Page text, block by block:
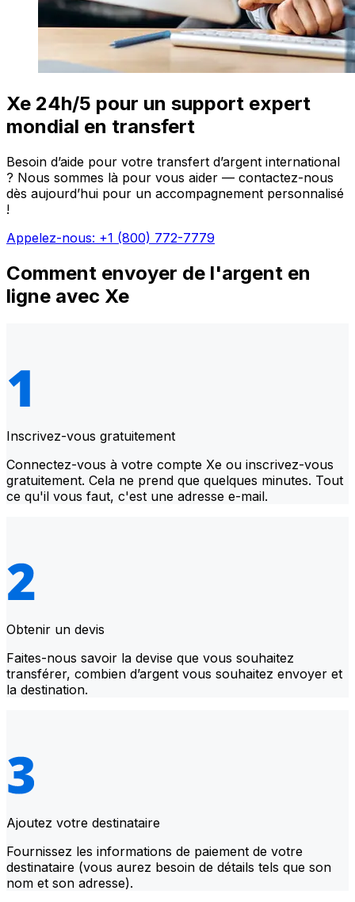
Xe 24h/5 pour un support expert
mondial en transfert
Besoin d’aide pour votre transfert d’argent international
? Nous sommes là pour vous aider — contactez-nous
dès aujourd’hui pour un accompagnement personnalisé
!
Appelez-nous: +1 (800) 772-7779
Comment envoyer de l'argent en
ligne avec Xe
Inscrivez-vous gratuitement
Connectez-vous à votre compte Xe ou inscrivez-vous
gratuitement. Cela ne prend que quelques minutes. Tout
ce qu'il vous faut, c'est une adresse e-mail.
Obtenir un devis
Faites-nous savoir la devise que vous souhaitez
transférer, combien d’argent vous souhaitez envoyer et
la destination.
Ajoutez votre destinataire
Fournissez les informations de paiement de votre
destinataire (vous aurez besoin de détails tels que son
nom et son adresse).